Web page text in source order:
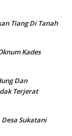
Tiang Di Tanah
Kades
Dan
Terjerat
Sukatani